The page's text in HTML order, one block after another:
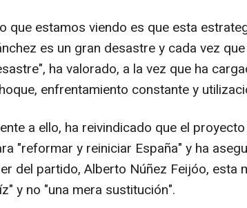
que estamos viendo es que esta
es un gran desastre y cada vez
ha valorado, a la vez que ha
enfrentamiento constante y
a ello, ha reivindicado que el
"reformar y reiniciar España" y ha
del partido, Alberto Núñez Feijóo, esta
y no "una mera sustitución".